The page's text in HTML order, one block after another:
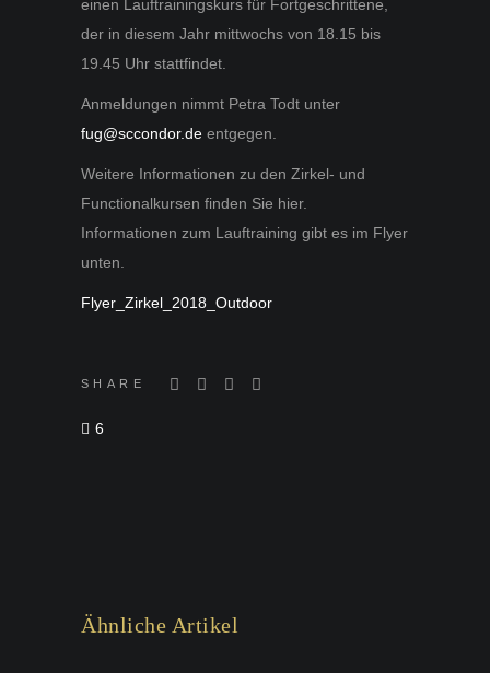
einen Lauftrainingskurs für Fortgeschrittene,
der in diesem Jahr mittwochs von 18.15 bis
19.45 Uhr stattfindet.
Anmeldungen nimmt Petra Todt unter
fug@sccondor.de entgegen.
Weitere Informationen zu den Zirkel- und
Functionalkursen finden Sie hier.
Informationen zum Lauftraining gibt es im Flyer
unten.
Flyer_Zirkel_2018_Outdoor
SHARE
6
Ähnliche Artikel